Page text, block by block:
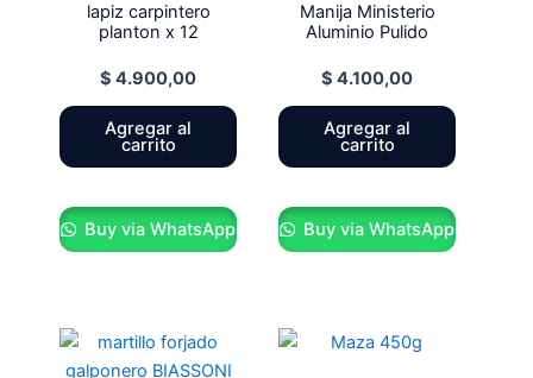
lapiz carpintero
planton x 12
$ 4.900,00
Agregar al
carrito
Buy via WhatsApp
Manija Ministerio
Aluminio Pulido
$ 4.100,00
Agregar al
carrito
Buy via WhatsApp